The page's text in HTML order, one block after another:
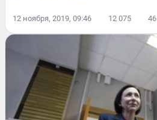
12 ноября, 2019, 09:46 12 075 46